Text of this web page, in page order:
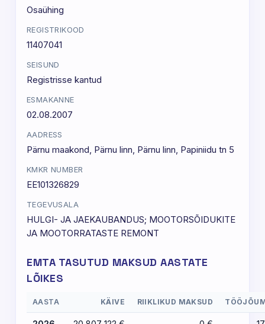
Osaühing
REGISTRIKOOD
11407041
SEISUND
Registrisse kantud
ESMAKANNE
02.08.2007
AADRESS
Pärnu maakond, Pärnu linn, Pärnu linn, Papiniidu tn 5
KMKR NUMBER
EE101326829
TEGEVUSALA
HULGI- JA JAEKAUBANDUS; MOOTORSÕIDUKITE
JA MOOTORRATASTE REMONT
EMTA TASUTUD MAKSUD AASTATE
LÕIKES
AASTA KÄIVE RIIKLIKUD MAKSUD